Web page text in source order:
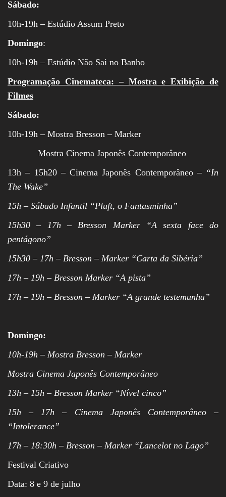
Sábado:
10h-19h – Estúdio Assum Preto
Domingo:
10h-19h – Estúdio Não Sai no Banho
Programação Cinemateca: – Mostra e Exibição de
Filmes
Sábado:
10h-19h – Mostra Bresson – Marker
Mostra Cinema Japonês Contemporâneo
13h – 15h20 – Cinema Japonês Contemporâneo – “In
The Wake”
15h – Sábado Infantil “Pluft, o Fantasminha”
15h30 – 17h – Bresson Marker “A sexta face do
pentágono”
15h30 – 17h – Bresson – Marker “Carta da Sibéria”
17h – 19h – Bresson Marker “A pista”
17h – 19h – Bresson – Marker “A grande testemunha”
Domingo:
10h-19h – Mostra Bresson – Marker
Mostra Cinema Japonês Contemporâneo
13h – 15h – Bresson Marker “Nível cinco”
15h – 17h – Cinema Japonês Contemporâneo –
“Intolerance”
17h – 18:30h – Bresson – Marker “Lancelot no Lago”
Festival Criativo
Data: 8 e 9 de julho